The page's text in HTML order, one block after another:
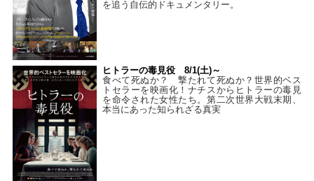
を追う自伝的ドキュメンタリー。
ヒトラーの毒見役 8/1(土)～
食べて死ぬか？ 撃たれて死ぬか？世界的ベス
トセラーを映画化！ナチスからヒトラーの毒見
を命令された女性たち。第二次世界大戦末期、
本当にあった知られざる真実